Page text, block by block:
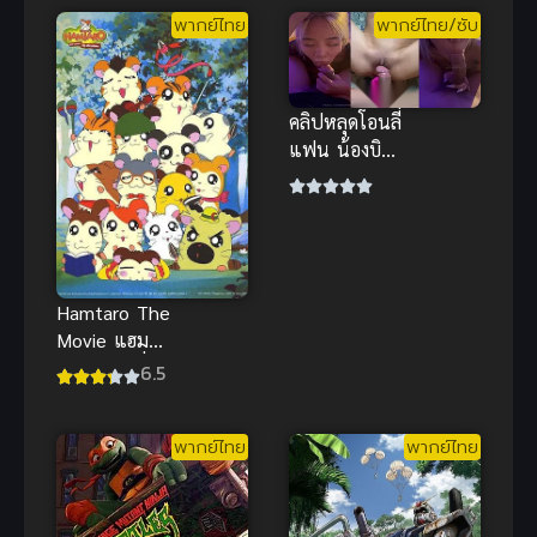
เนะ ภาค 2
ซับไทย
พากย์ไทย
Hamtaro The
Movie แฮม
ทาโร่ แก๊งจิ๋ว
พากย์ไทย
6.5
พากย์ไทย/ซับ
คลิปหลุดโอนลี่
แฟน น้องบิวตี้
สาวพังก์ลายสัก
พากย์ไทย พากย์ไทย